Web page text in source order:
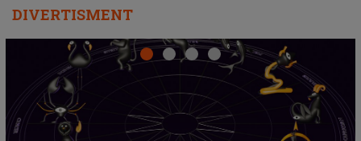
DIVERTISMENT